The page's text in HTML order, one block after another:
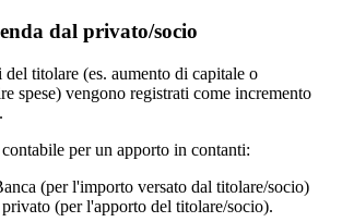
dal privato/socio
titolare (es. aumento di capitale o
spese) vengono registrati come incremento
per un apporto in contanti:
(per l'importo versato dal titolare/socio)
(per l'apporto del titolare/socio).